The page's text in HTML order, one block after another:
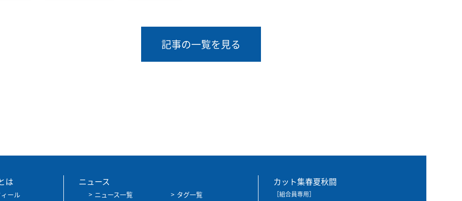
記事の一覧を見る
は
ール
ニュース
ニュース一覧
タグ一覧
カット集春夏秋闘
［組合員専用］